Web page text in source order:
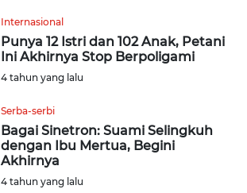
Internasional
Punya 12 Istri dan 102 Anak, Petani
Ini Akhirnya Stop Berpoligami
4 tahun yang lalu
Serba-serbi
Bagai Sinetron: Suami Selingkuh
dengan Ibu Mertua, Begini
Akhirnya
4 tahun yang lalu